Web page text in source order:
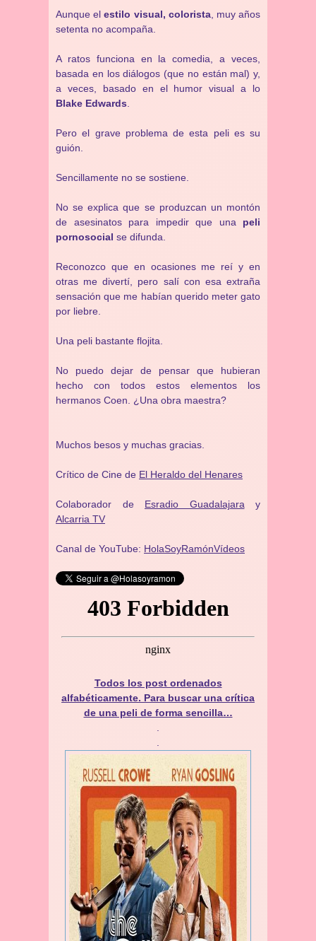
Aunque elestilo visual, colorista, muy años
setenta no acompaña.
A ratos funciona en la comedia, a veces,
basada en los diálogos (que no están mal) y,
a veces, basado en el humor visual a lo
Blake Edwards
Pero el grave problema de esta peli es su
guión.
Sencillamente no se sostiene.
No se explica que se produzcan un montón
de asesinatos para impedir que una peli
pornosocial se difunda.
Reconozco que en ocasiones me reí y en
otras me divertí, pero salí con esa extraña
sensación que me habían querido meter gato
por liebre.
Una peli bastante flojita.
No puedo dejar de pensar que hubieran
hecho con todos estos elementos los
hermanos Coen. ¿Una obra maestra?
Muchos besos y muchas gracias.
Crítico de Cine de El Heraldo del Henares
Colaborador de Esradio Guadalajara y
Alcarria TV
Canal de YouTube: HolaSoyRamónVídeos
Todos los post ordenados
alfabéticamente. Para buscar una crítica
de una peli de forma sencilla…